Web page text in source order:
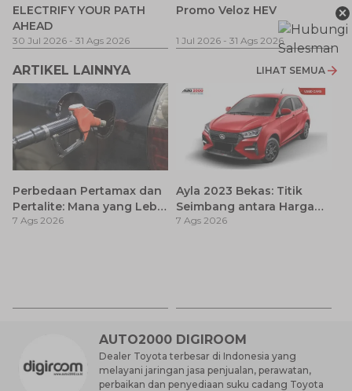
ELECTRIFY YOUR PATH
AHEAD
30 Jul 2026 - 31 Ags 2026
Promo Veloz HEV
1 Jul 2026 - 31 Ags 2026
1
ARTIKEL LAINNYA LIHAT SEMUA
Perbedaan Pertamax dan
Pertalite: Mana yang Lebih
Baik untuk Mobil Toyota
7 Ags 2026
Ayla 2023 Bekas: Titik
Seimbang antara Harga
dan Pembaruan Teknologi
7 Ags 2026
AUTO2000 DIGIROOM
Dealer Toyota terbesar di Indonesia yang
melayani jaringan jasa penjualan, perawatan,
perbaikan dan penyediaan suku cadang Toyota
×